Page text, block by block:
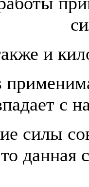
и
с
силы
данная